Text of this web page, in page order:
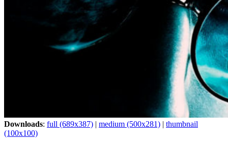
Downloads: full (689x387) | medium (500x281) | thumbnail
(100x100)